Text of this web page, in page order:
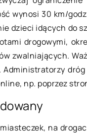
wynosi 30 km/
dzieci idących do
drogowymi,
zwalniających.
Administratorzy
np. poprzez
na
w
13 września
Na czym
budynku?
Celem
zapobiec lub
szkody.